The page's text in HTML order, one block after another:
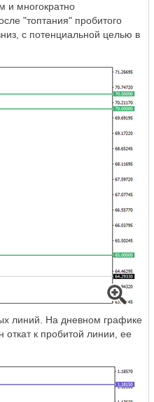
и многократно
"топтания" пробитого
с потенциальной целью в
линий. На дневном графике
к пробитой линии, ее